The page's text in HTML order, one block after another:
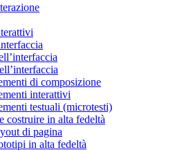
di composizione
interattivi
testuali (microtesti)
costruire in alta fedeltà
di pagina
in alta fedeltà